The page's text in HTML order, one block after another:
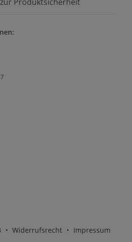
• Widerrufsrecht • Impressum